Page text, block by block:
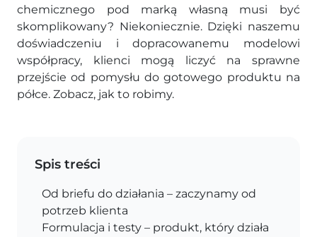
chemicznego pod marką własną musi być
skomplikowany? Niekoniecznie. Dzięki naszemu
doświadczeniu i dopracowanemu modelowi
współpracy, klienci mogą liczyć na sprawne
przejście od pomysłu do gotowego produktu na
półce. Zobacz, jak to robimy.
Spis treści
Od briefu do działania – zaczynamy od
potrzeb klienta
Formulacja i testy – produkt, który działa